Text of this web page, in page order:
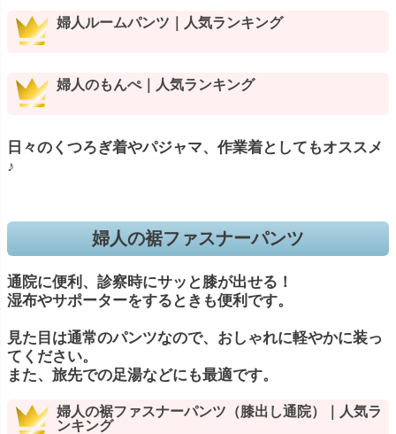
婦人ルームパンツ｜人気ランキング
婦人のもんぺ｜人気ランキング
日々のくつろぎ着やパジャマ、作業着としてもオススメ
♪
婦人の裾ファスナーパンツ
通院に便利、診察時にサッと膝が出せる！
湿布やサポーターをするときも便利です。
見た目は通常のパンツなので、おしゃれに軽やかに装っ
てください。
また、旅先での足湯などにも最適です。
婦人の裾ファスナーパンツ（膝出し通院）｜人気ラ
ンキング